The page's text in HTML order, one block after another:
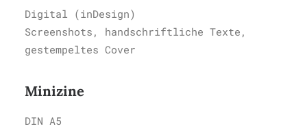
Digital (inDesign)
Screenshots, handschriftliche Texte,
gestempeltes Cover
Minizine
DIN A5